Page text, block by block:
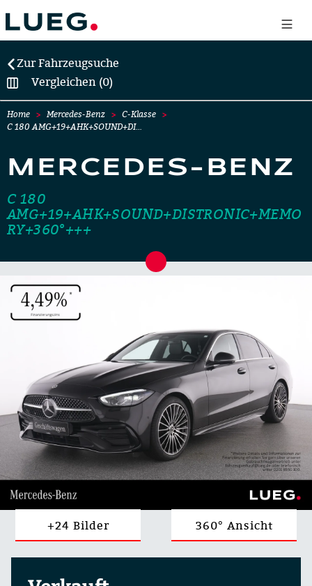
Zur Fahrzeugsuche
Vergleichen (0)
Home Mercedes-Benz
C-Klasse
C 180 AMG+19+AHK+SOUND+DI…
MERCEDES-BENZ
C 180
AMG+19+AHK+SOUND+DISTRONIC+MEMO
RY+360°+++
+24 Bilder 360° Ansicht